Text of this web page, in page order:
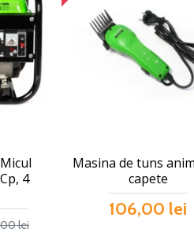
4
lei
Masina de tuns
capete
106,00 lei